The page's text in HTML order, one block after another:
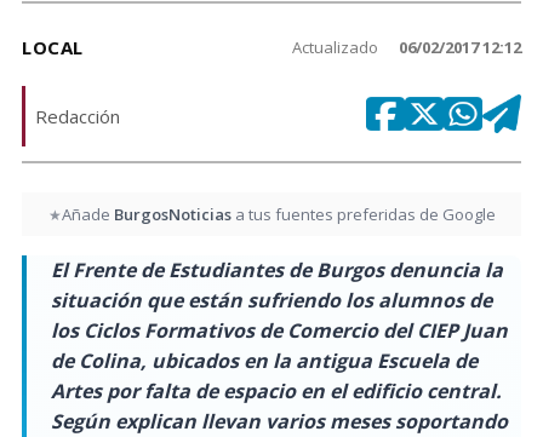
LOCAL Actualizado 06/02/2017 12:12
Redacción
★Añade BurgosNoticiasa tus fuentes preferidas de Google
El Frente de Estudiantes de Burgos denuncia la
situación que están sufriendo los alumnos de
los Ciclos Formativos de Comercio del CIEP Juan
de Colina, ubicados en la antigua Escuela de
Artes por falta de espacio en el edificio central.
Según explican llevan varios meses soportando